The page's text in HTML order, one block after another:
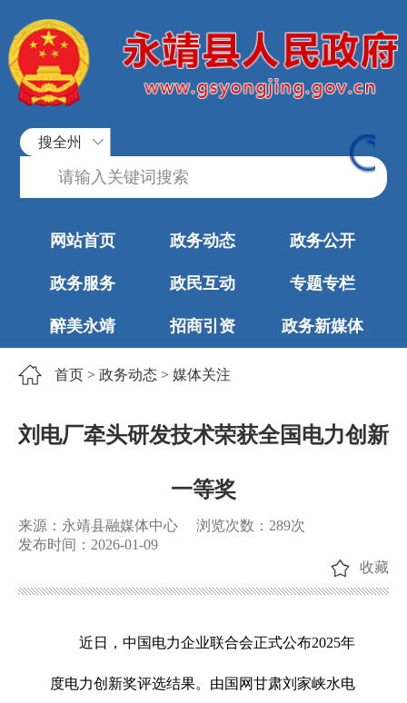
搜全州
网站首页 政务动态 政务公开
政务服务 政民互动 专题专栏
醉美永靖 招商引资 政务新媒体
首页 > 政务动态 > 媒体关注
刘电厂牵头研发技术荣获全国电力创新
一等奖
来源：永靖县融媒体中心 浏览次数： 289次
发布时间：2026-01-09
收藏
近日，中国电力企业联合会正式公布2025年
度电力创新奖评选结果。由国网甘肃刘家峡水电